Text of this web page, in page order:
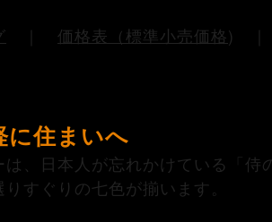
価格表（標準小売価格)
に住まいへ
は、日本人が忘れかけている「
すぐりの七色が揃います。